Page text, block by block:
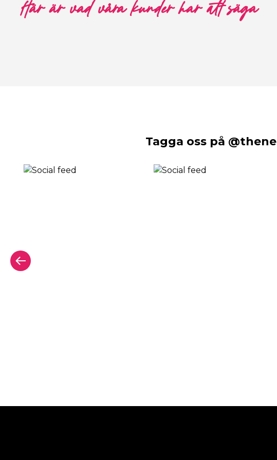
Här är vad våra kunder har att säga
Tagga oss på